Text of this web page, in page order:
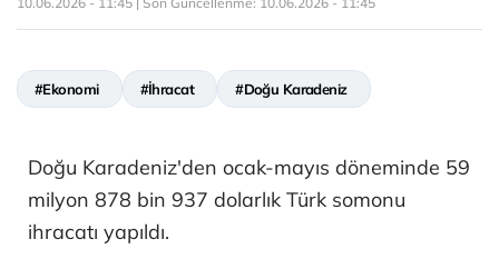
#Ekonomi #İhracat #Doğu Karadeniz
Doğu Karadeniz'den ocak-mayıs döneminde 59
milyon 878 bin 937 dolarlık Türk somonu
ihracatı yapıldı.